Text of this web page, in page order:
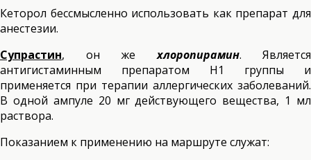
Кеторол бессмысленно использовать как препарат для
анестезии.
Супрастин, он жехлоропирамин. Является
антигистаминным препаратом Н1 группы и
применяется при терапии аллергических заболеваний.
В одной ампуле 20 мг действующего вещества, 1 мл
раствора.
Показанием к применению на маршруте служат: